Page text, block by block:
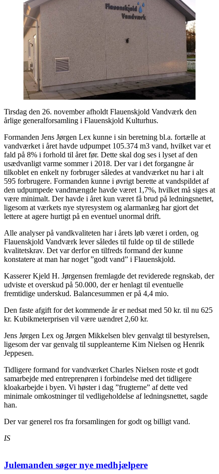
Tirsdag den 26. november afholdt Flauenskjold Vandværk den
årlige generalforsamling i Flauenskjold Kulturhus.
Formanden Jens Jørgen Lex kunne i sin beretning bl.a. fortælle at
vandværket i året havde udpumpet 105.374 m3 vand, hvilket var et
fald på 8% i forhold til året før. Dette skal dog ses i lyset af den
usædvanligt varme sommer i 2018. Der var i det forgangne år
tilkoblet en enkelt ny forbruger således at vandværket nu har i alt
595 forbrugere. Formanden kunne i øvrigt berette at vandspildet af
den udpumpede vandmængde havde været 1,7%, hvilket må siges at
være minimalt. Der havde i året kun været få brud på ledningsnettet,
ligesom at værkets nye styresystem og alarmanlæg har gjort det
lettere at agere hurtigt på en eventuel unormal drift.
Alle analyser på vandkvaliteten har i årets løb været i orden, og
Flauenskjold Vandværk lever således til fulde op til de stillede
kvalitetskrav. Det var derfor en tilfreds formand der kunne
konstatere at man har noget ”godt vand” i Flauenskjold.
Kasserer Kjeld H. Jørgensen fremlagde det reviderede regnskab, der
udviste et overskud på 50.000, der er henlagt til eventuelle
fremtidige underskud. Balancesummen er på 4,4 mio.
Den faste afgift for det kommende år er nedsat med 50 kr. til nu 625
kr. Kubikmeterprisen vil være uændret 2,60 kr.
Jens Jørgen Lex og Jørgen Mikkelsen blev genvalgt til bestyrelsen,
ligesom der var genvalg til suppleanterne Kim Nielsen og Henrik
Jeppesen.
Tidligere formand for vandværket Charles Nielsen roste et godt
samarbejde med entreprenøren i forbindelse med det tidligere
kloakarbejde i byen. Vi høster i dag ”frugterne” af dette ved
minimale omkostninger til vedligeholdelse af ledningsnettet, sagde
han.
Der var generel ros fra forsamlingen for godt og billigt vand.
IS
Julemanden søger nye medhjælpere